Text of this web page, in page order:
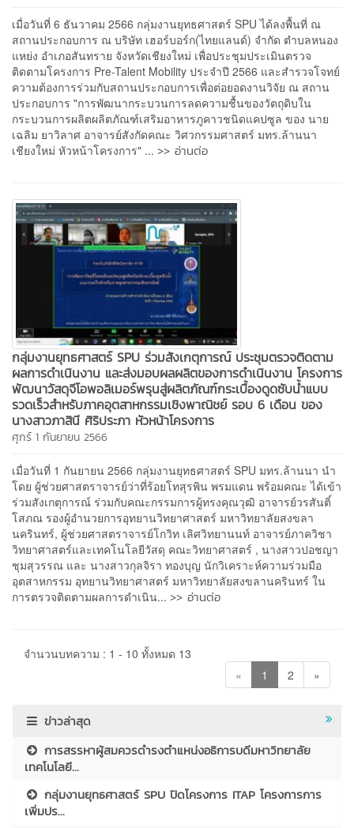
เมื่อวันที่ 6 ธันวาคม 2566 กลุ่มงานยุทธศาสตร์ SPU ได้ลงพื้นที่ ณ
สถานประกอบการ ณ บริษัท เฮอร์บอร์ก(ไทยแลนด์) จำกัด ตำบลหนอง
แหย่ง อำเภอสันทราย จังหวัดเชียงใหม่ เพื่อประชุมประเมินตรวจ
ติดตามโครงการ Pre-Talent Mobility ประจำปี 2566 และสำรวจโจทย์
ความต้องการร่วมกับสถานประกอบการเพื่อต่อยอดงานวิจัย ณ สถาน
ประกอบการ "การพัฒนากระบวนการลดความชื้นของวัตถุดิบใน
กระบวนการผลิตผลิตภัณฑ์เสริมอาหารภูคาวชนิดแคปซูล ของ นาย
เฉลิม ยาวิลาศ อาจารย์สังกัดคณะ วิศวกรรมศาสตร์ มทร.ล้านนา
เชียงใหม่ หัวหน้าโครงการ" ... >> อ่านต่อ
กลุ่มงานยุทธศาสตร์ SPU ร่วมสังเกตุการณ์ ประชุมตรวจติดตาม
ผลการดำเนินงาน และส่งมอบผลผลิตของการดำเนินงาน โครงการ
พัฒนาวัสดุจีโอพอลิเมอร์พรุนสู่ผลิตภัณฑ์กระเบื้องดูดซับน้ำแบบ
รวดเร็วสำหรับภาคอุตสาหกรรมเชิงพาณิชย์ รอบ 6 เดือน ของ
นางสาวภาสินี ศิริประภา หัวหน้าโครงการ
ศุกร์ 1 กันยายน 2566
เมื่อวันที่ 1 กันยายน 2566 กลุ่มงานยุทธศาสตร์ SPU มทร.ล้านนา นำ
โดย ผู้ช่วยศาสตราจารย์ว่าที่ร้อยโทสุรพิน พรมแดน พร้อมคณะ ได้เข้า
ร่วมสังเกตุการณ์ ร่วมกับคณะกรรมการผู้ทรงคุณวุฒิ อาจารย์วรสันติ์
โสภณ รองผู้อำนวยการอุทยานวิทยาศาสตร์ มหาวิทยาลัยสงขลา
นครินทร์, ผู้ช่วยศาสตราจารย์โกวิท เลิศวิทยานนท์ อาจารย์ภาควิชา
วิทยาศาสตร์และเทคโนโลยีวัสดุ คณะวิทยาศาสตร์ , นางสาวปอชญา
ชุมสุวรรณ และ นางสาวกุลจิรา ทองบุญ นักวิเคราะห์ความร่วมมือ
อุตสาหกรรม อุทยานวิทยาศาสตร์ มหาวิทยาลัยสงขลานครินทร์ ใน
การตรวจติดตามผลการดำเนิน... >> อ่านต่อ
จำนวนบทความ : 1 - 10 ทั้งหมด 13
«
1 2 »
ข่าวล่าสุด
การสรรหาผู้สมควรดำรงตำแหน่งอธิการบดีมหาวิทยาลัย
เทคโนโลยี...
กลุ่มงานยุทธศาสตร์ SPU ปิดโครงการ ITAP โครงการการ
เพิ่มปร...